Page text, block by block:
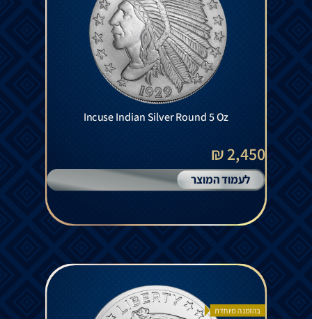
Incuse Indian Silver Round 5 Oz
2,450 ₪
לעמוד המוצר
בהזמנה מיוחדת